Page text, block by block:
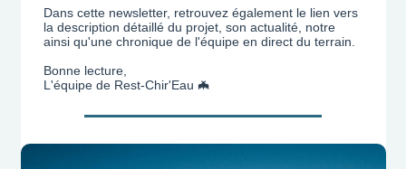
Dans cette newsletter, retrouvez également le lien vers
la description détaillé du projet, son actualité, notre
ainsi qu'une chronique de l'équipe en direct du terrain.
Bonne lecture,
L'équipe de Rest-Chir'Eau 🦇